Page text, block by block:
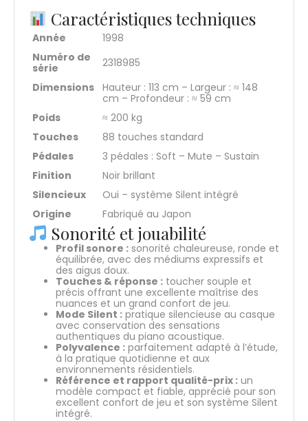
Caractéristiques techniques
Année
1998
Numéro de
série
2318985
Dimensions Hauteur : 113 cm – Largeur : ≈ 148
cm – Profondeur : ≈ 59 cm
Poids
≈ 200 kg
Touches
88 touches standard
Pédales
3 pédales : Soft – Mute – Sustain
Finition
Noir brillant
Silencieux
Oui – système Silent intégré
Origine
Fabriqué au Japon
Sonorité et jouabilité
Profil sonore : sonorité chaleureuse, ronde et
équilibrée, avec des médiums expressifs et
des aigus doux.
Touches & réponse : toucher souple et
précis offrant une excellente maîtrise des
nuances et un grand confort de jeu.
Mode Silent : pratique silencieuse au casque
avec conservation des sensations
authentiques du piano acoustique.
Polyvalence : parfaitement adapté à l’étude,
à la pratique quotidienne et aux
environnements résidentiels.
Référence et rapport qualité-prix : un
modèle compact et fiable, apprécié pour son
excellent confort de jeu et son système Silent
intégré.